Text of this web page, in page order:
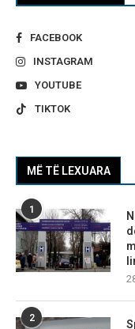
FACEBOOK
INSTAGRAM
YOUTUBE
TIKTOK
MË TË LEXUARA
1
2